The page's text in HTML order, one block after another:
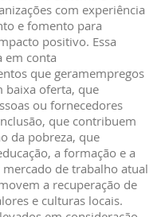
com experiência
e fomento para
positivo. Essa
em conta
que geramempregos
baixa oferta, que
ou fornecedores
que contribuem
da pobreza, que
a formação e a
de trabalho atual
a recuperação de
e culturas locais.